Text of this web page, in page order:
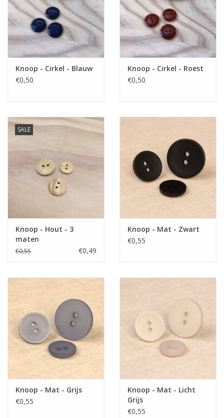
Knoop - Cirkel - Blauw
€0,50
Knoop - Cirkel - Roest
€0,50
SALE
Knoop - Hout - 3
maten
€0,55 €0,49
Knoop - Mat - Zwart
€0,55
Knoop - Mat - Grijs
€0,55
Knoop - Mat - Licht
Grijs
€0,55